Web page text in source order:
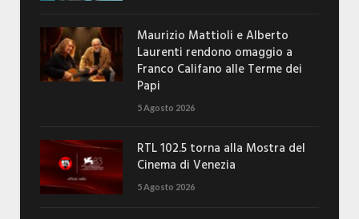
Maurizio Mattioli e Alberto
Laurenti rendono omaggio a
Franco Califano alle Terme dei
Papi
5 Agosto 2026
RTL 102.5 torna alla Mostra del
Cinema di Venezia
5 Agosto 2026